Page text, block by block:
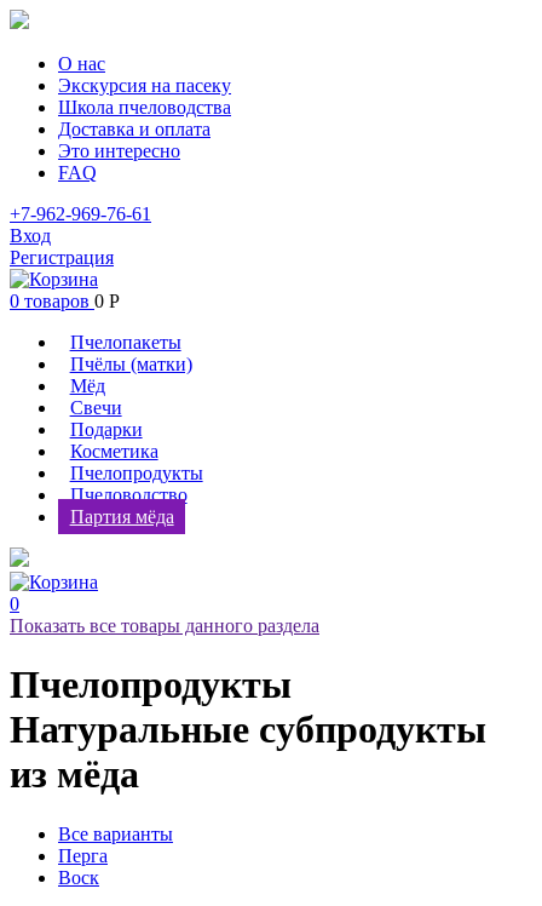
О нас
Экскурсия на пасеку
Школа пчеловодства
Доставка и оплата
Это интересно
FAQ
+7-962-969-76-61
Вход
Регистрация
0 товаров 0 Р
Пчелопакеты
Пчёлы (матки)
Мёд
Свечи
Подарки
Косметика
Пчелопродукты
Пчеловодство
Партия мёда
0
Показать все товары данного раздела
Пчелопродукты
Натуральные субпродукты
из мёда
Все варианты
Перга
Воск